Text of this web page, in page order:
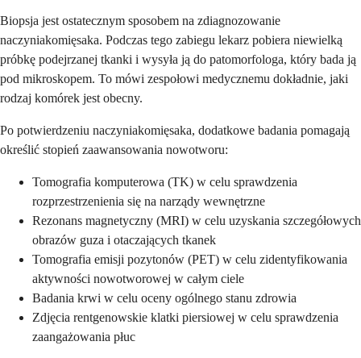
Biopsja jest ostatecznym sposobem na zdiagnozowanie
naczyniakomięsaka. Podczas tego zabiegu lekarz pobiera niewielką
próbkę podejrzanej tkanki i wysyła ją do patomorfologa, który bada ją
pod mikroskopem. To mówi zespołowi medycznemu dokładnie, jaki
rodzaj komórek jest obecny.
Po potwierdzeniu naczyniakomięsaka, dodatkowe badania pomagają
określić stopień zaawansowania nowotworu:
Tomografia komputerowa (TK) w celu sprawdzenia
rozprzestrzenienia się na narządy wewnętrzne
Rezonans magnetyczny (MRI) w celu uzyskania szczegółowych
obrazów guza i otaczających tkanek
Tomografia emisji pozytonów (PET) w celu zidentyfikowania
aktywności nowotworowej w całym ciele
Badania krwi w celu oceny ogólnego stanu zdrowia
Zdjęcia rentgenowskie klatki piersiowej w celu sprawdzenia
zaangażowania płuc